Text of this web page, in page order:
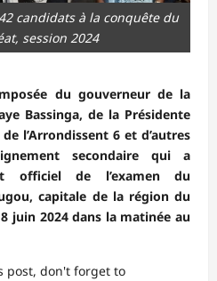
candidats à la conquête du
session 2024
du gouverneur de la
Bassinga, de la Présidente
l’Arrondissent 6 et d’autres
secondaire qui a
officiel de l’examen du
capitale de la région du
juin 2024 dans la matinée au
post, don't forget to